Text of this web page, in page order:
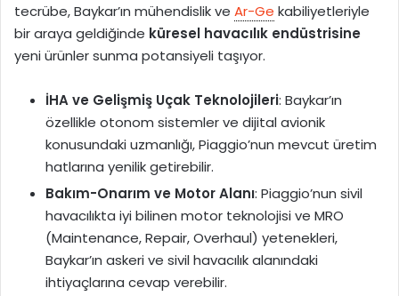
tecrübe, Baykar’ın mühendislik ve Ar-Ge kabiliyetleriyle
bir araya geldiğinde küresel havacılık endüstrisine
yeni ürünler sunma potansiyeli taşıyor.
İHA ve Gelişmiş Uçak Teknolojileri: Baykar’ın
özellikle otonom sistemler ve dijital avionik
konusundaki uzmanlığı, Piaggio’nun mevcut üretim
hatlarına yenilik getirebilir.
Bakım-Onarım ve Motor Alanı: Piaggio’nun sivil
havacılıkta iyi bilinen motor teknolojisi ve MRO
(Maintenance, Repair, Overhaul) yetenekleri,
Baykar’ın askeri ve sivil havacılık alanındaki
ihtiyaçlarına cevap verebilir.